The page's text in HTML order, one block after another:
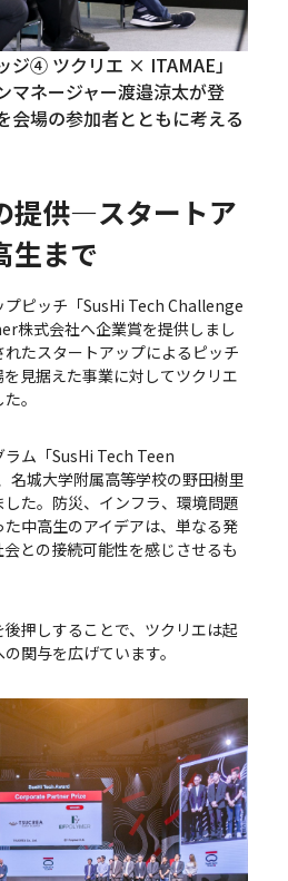
ジ④ ツクリエ × ITAMAE」
マネージャー渡邉涼太が登
会場の参加者とともに考える
提供—スタートア
生まで
プピッチ「SusHi Tech Challenge
株式会社へ企業賞を提供しまし
たスタートアップによるピッチ
見据えた事業に対してツクリエ
。
ム「SusHi Tech Teen
城大学附属高等学校の野田樹里
た。防災、インフラ、環境問題
中高生のアイデアは、単なる発
との接続可能性を感じさせるも
押しすることで、ツクリエは起
関与を広げています。